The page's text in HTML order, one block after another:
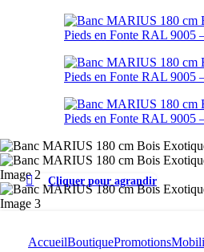
Cliquer pour agrandir
AccueilBoutiquePromotions